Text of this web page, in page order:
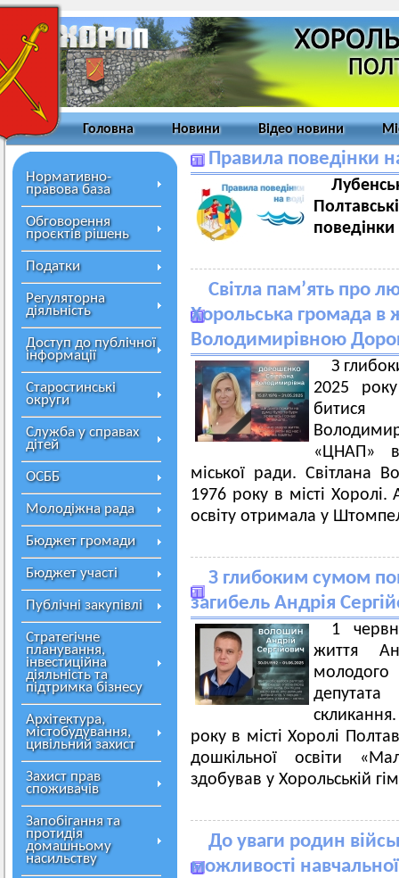
Головна Новини Відео новини
Нормативно-
правова база
Обговорення
проєктів рішень
Податки
Регуляторна
діяльність
Доступ до публічної
інформації
Старостинські
округи
Служба у справах
дітей
ОСББ
Молодіжна рада
Бюджет громади
Бюджет участі
Публічні закупівлі
Стратегічне
планування,
інвестиційна
діяльність та
підтримка бізнесу
Архітектура,
містобудування,
цивільний захист
Захист прав
споживачів
Запобігання та
протидія
домашньому
насильству
Правила поведінки
поведінки
Світла пам’ять про
Хорольська громада в
Володимирівною
З
2025
битися
«ЦНАП»
міської ради. Світлана
1976 року в місті
освіту отримала у
З глибоким сумом
загибель Андрія
1
життя
року в місті Хоролі
дошкільної освіти
здобував у Хорольській
До уваги родин
можливості